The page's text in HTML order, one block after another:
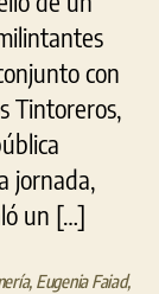
con
Tintoreros,
jornada,
un […]
, Eugenia Faiad,